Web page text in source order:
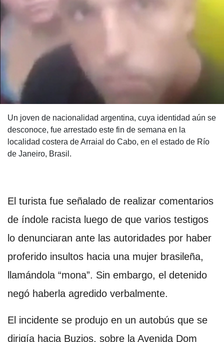
Un joven de nacionalidad argentina, cuya identidad aún se
desconoce, fue arrestado este fin de semana en la
localidad costera de Arraial do Cabo, en el estado de Río
de Janeiro, Brasil.
El turista fue señalado de realizar comentarios
de índole racista luego de que varios testigos
lo denunciaran ante las autoridades por haber
proferido insultos hacia una mujer brasileña,
llamándola “mona”. Sin embargo, el detenido
negó haberla agredido verbalmente.
El incidente se produjo en un autobús que se
dirigía hacia Buzios, sobre la Avenida Dom